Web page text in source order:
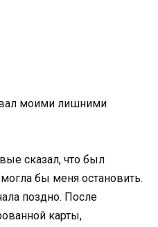
моими лишними
сказал, что был
бы меня остановить.
поздно. После
карты,